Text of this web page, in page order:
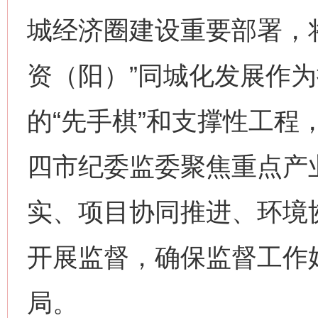
城经济圈建设重要部署，
资（阳）”同城化发展作
的“先手棋”和支撑性工
四市纪委监委聚焦重点
实、项目协同推进、环
开展监督，确保监督工
局。